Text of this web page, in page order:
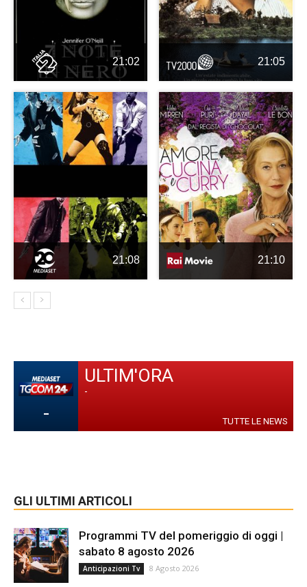
21:02 21:05
21:08 21:10
-
ULTIM'ORA
-
TUTTE LE NEWS
GLI ULTIMI ARTICOLI
Programmi TV del pomeriggio di oggi |
sabato 8 agosto 2026
Anticipazioni Tv 8 Agosto 2026